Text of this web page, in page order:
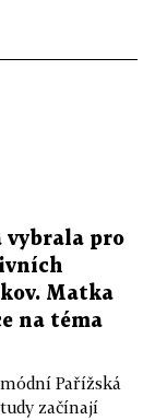
vybrala pro
Matka
na téma
Pařížská
začínají